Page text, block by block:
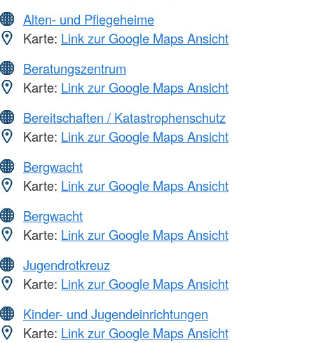
Alten- und Pflegeheime
Karte: Link zur Google Maps Ansicht
Beratungszentrum
Karte: Link zur Google Maps Ansicht
Bereitschaften / Katastrophenschutz
Karte: Link zur Google Maps Ansicht
Bergwacht
Karte: Link zur Google Maps Ansicht
Bergwacht
Karte: Link zur Google Maps Ansicht
Jugendrotkreuz
Karte: Link zur Google Maps Ansicht
Kinder- und Jugendeinrichtungen
Karte: Link zur Google Maps Ansicht